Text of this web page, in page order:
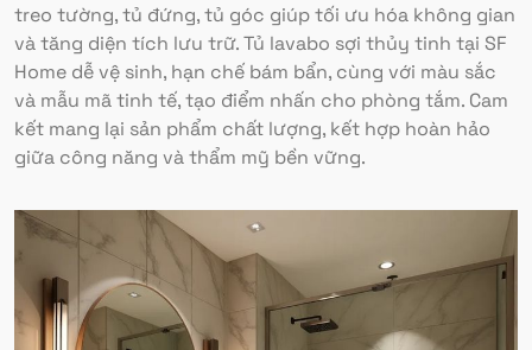
treo tường, tủ đứng, tủ góc giúp tối ưu hóa không gian
và tăng diện tích lưu trữ. Tủ lavabo sợi thủy tinh tại SF
Home dễ vệ sinh, hạn chế bám bẩn, cùng với màu sắc
và mẫu mã tinh tế, tạo điểm nhấn cho phòng tắm. Cam
kết mang lại sản phẩm chất lượng, kết hợp hoàn hảo
giữa công năng và thẩm mỹ bền vững.